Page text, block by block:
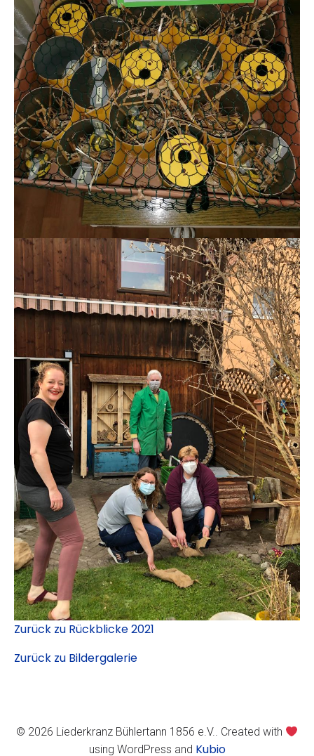
Zurück zu Rückblicke 2021
Zurück zu Bildergalerie
© 2026 Liederkranz Bühlertann 1856 e.V.. Created with
using WordPress and Kubio